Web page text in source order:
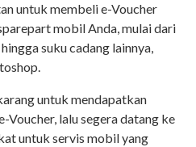
untuk membeli e-Voucher
mobil Anda, mulai dari
suku cadang lainnya,
untuk mendapatkan
lalu segera datang ke
untuk servis mobil yang